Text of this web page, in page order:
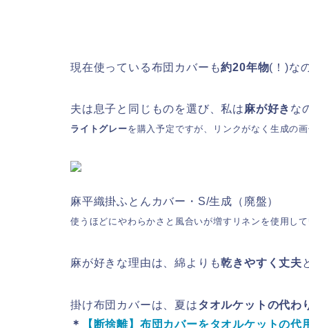
現在使っている布団カバーも約20年物(！)な
夫は息子と同じものを選び、私は麻が好き な
ライトグレーを購入予定ですが、リンクがなく生成の画
麻平織掛ふとんカバー・S/生成（廃盤）
使うほどにやわらかさと風合いが増すリネンを使用し
麻が好きな理由は、綿よりも乾きやすく丈夫
掛け布団カバーは、夏はタオルケットの代わ
＊
【断捨離】布団カバーをタオルケットの代